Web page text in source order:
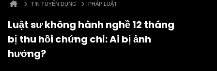
TIN TUYỂN DỤNG PHÁP LUẬT
Luật sư không hành nghề 12 tháng
bị thu hồi chứng chỉ: Ai bị ảnh
hưởng?